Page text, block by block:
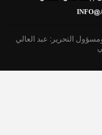
التحرير: عبد العالي